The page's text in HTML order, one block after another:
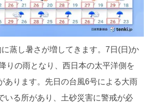
蒸し暑さが増してきます。7日(日)か
りの雨となり、西日本の太平洋側を
あります。先日の台風6号による大雨
いる所があり、土砂災害に警戒が必